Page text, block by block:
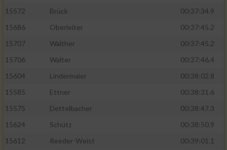
15572
Brück
00:37:34.9
15686
Oberleiter
00:37:45.2
15707
Walther
00:37:45.2
15706
Walter
00:37:46.4
15604
Lindermaier
00:38:02.8
15585
Ettner
00:38:31.6
15575
Dettelbacher
00:38:47.3
15624
Schütz
00:38:50.9
15612
Reeder-Weist
00:39:01.1